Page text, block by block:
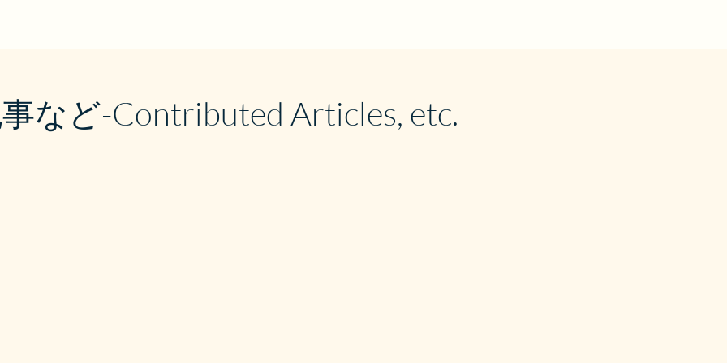
など-Contributed Articles, etc.​